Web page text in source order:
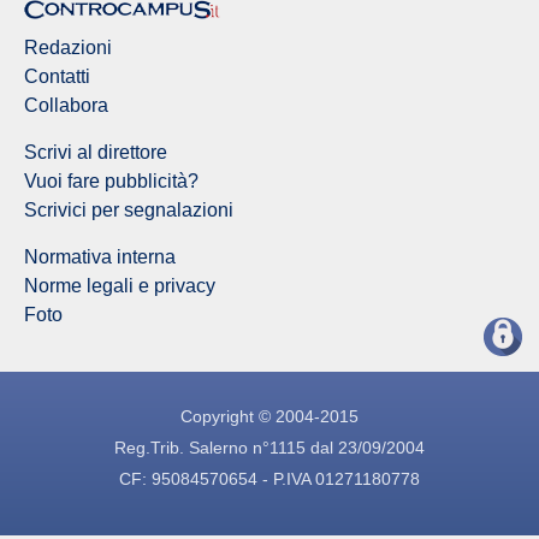
Redazioni
Contatti
Collabora
Scrivi al direttore
Vuoi fare pubblicità?
Scrivici per segnalazioni
Normativa interna
Norme legali e privacy
Foto
Copyright © 2004-2015
Reg.Trib. Salerno n°1115 dal 23/09/2004
CF: 95084570654 - P.IVA 01271180778